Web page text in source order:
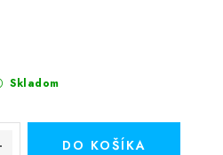
Skladom
DO KOŠÍKA